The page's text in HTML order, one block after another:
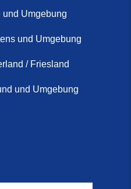
und Umgebung
und Umgebung
/ Friesland
und Umgebung